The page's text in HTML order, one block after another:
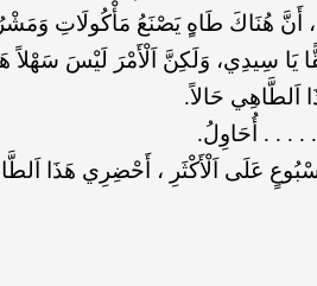
أَنَّ هُنَاكَ طَاهٍِ يَصْنَعُ مَأْكُولَاتِ
سِيدِي، وَلَكِنَّ اَلْأَمْرَ لَيْسَ سَهْلاً
اَلطَّاهِي حَالاً.
. . . . أُحَاوِلُ.
عَلَى اَلْأَكْثَرِ ، أَحْضِرِي هَذَا